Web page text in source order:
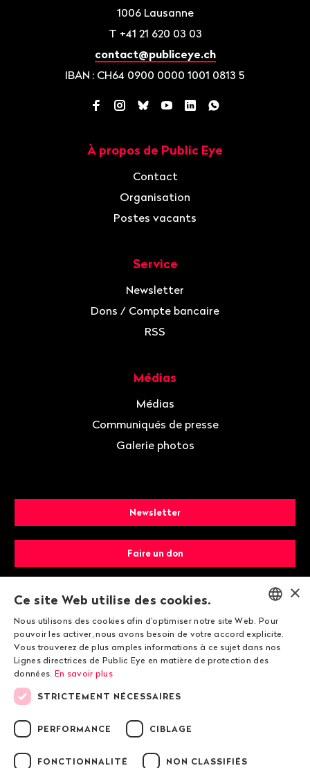
1006 Lausanne
T +41 21 620 03 03
contact@publiceye.ch
IBAN : CH64 0900 0000 1001 0813 5
Facebook
Instagram
BlueskyYouTube
LinkedInWhatsApp
À propos de Public Eye
Contact
Organisation
Postes vacants
Service
Newsletter
Dons / Compte bancaire
RSS
Médias
Médias
Communiqués de presse
Galerie photos
Newsletter
Faire un don
Devenir membre
© 2026 Public Eye
ENGLISH
DEUTSCH
×
Ce site Web utilise des cookies.
Nous utilisons des cookies afin d'optimiser notre site Web. Pour
pouvoir les activer, nous avons besoin de votre accord explicite.
Vous trouverez de plus amples informations à ce sujet dans nos
Lignes directrices de Public Eye en matière de protection des
données. En savoir plus
STRICTEMENT NÉCESSAIRES
PERFORMANCE CIBLAGE
FONCTIONNALITÉ NON CLASSIFIÉS